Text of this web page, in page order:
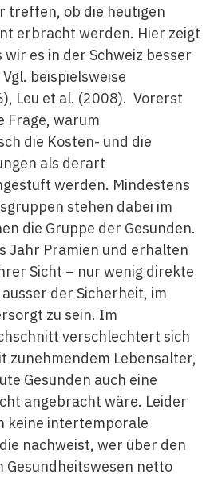
treffen, ob die heutigen
erbracht werden. Hier zeigt
es in der Schweiz besser
beispielsweise
Leu et al. (2008). Vorerst
Frage, warum
die Kosten- und die
als derart
werden. Mindestens
stehen dabei im
die Gruppe der Gesunden.
Jahr Prämien und erhalten
Sicht – nur wenig direkte
der Sicherheit, im
zu sein. Im
verschlechtert sich
zunehmendem Lebensalter,
Gesunden auch eine
angebracht wäre. Leider
keine intertemporale
nachweist, wer über den
Gesundheitswesen netto